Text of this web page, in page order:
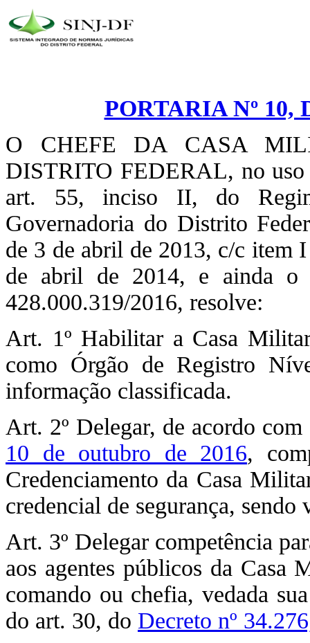
PORTARIA Nº 10,
O CHEFE DA CASA
DISTRITO FEDERAL, no uso
art. 55, inciso II, do
Governadoria do Distrito
de 3 de abril de 2013, c/c item
de abril de 2014, e ainda o
428.000.319/2016, resolve:
Art. 1º Habilitar a Casa
como Órgão de Registro
informação classificada.
Art. 2º Delegar, de acordo
10 de outubro de 2016,
Credenciamento da Casa
credencial de segurança, sendo
Art. 3º Delegar competência
aos agentes públicos da Casa
comando ou chefia, vedada
do art. 30, do Decreto nº